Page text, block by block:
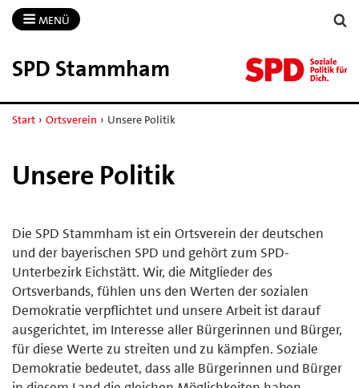
MENÜ
SPD Stammham
Start › Ortsverein › Unsere Politik
Unsere Politik
Die SPD Stammham ist ein Ortsverein der deutschen
und der bayerischen SPD und gehört zum SPD-
Unterbezirk Eichstätt. Wir, die Mitglieder des
Ortsverbands, fühlen uns den Werten der sozialen
Demokratie verpflichtet und unsere Arbeit ist darauf
ausgerichtet, im Interesse aller Bürgerinnen und Bürger,
für diese Werte zu streiten und zu kämpfen. Soziale
Demokratie bedeutet, dass alle Bürgerinnen und Bürger